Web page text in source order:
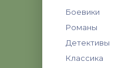
Боевики
Романы
Детективы
Классика